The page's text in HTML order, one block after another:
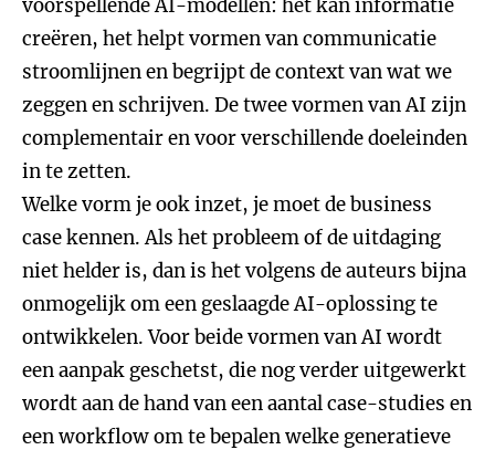
voorspellende AI-modellen: het kan informatie
creëren, het helpt vormen van communicatie
stroomlijnen en begrijpt de context van wat we
zeggen en schrijven. De twee vormen van AI zijn
complementair en voor verschillende doeleinden
in te zetten.
Welke vorm je ook inzet, je moet de business
case kennen. Als het probleem of de uitdaging
niet helder is, dan is het volgens de auteurs bijna
onmogelijk om een geslaagde AI-oplossing te
ontwikkelen. Voor beide vormen van AI wordt
een aanpak geschetst, die nog verder uitgewerkt
wordt aan de hand van een aantal case-studies en
een workflow om te bepalen welke generatieve